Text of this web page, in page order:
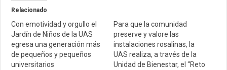
Relacionado
Con emotividad y orgullo el
Jardín de Niños de la UAS
egresa una generación más
de pequeños y pequeños
universitarios
Para que la comunidad
preserve y valore las
instalaciones rosalinas, la
UAS realiza, a través de la
Unidad de Bienestar, el “Reto